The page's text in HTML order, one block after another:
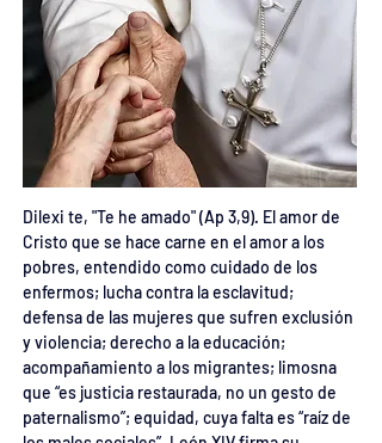
Dilexi te, "Te he amado" (Ap 3,9). El amor de
Cristo que se hace carne en el amor a los
pobres, entendido como cuidado de los
enfermos; lucha contra la esclavitud;
defensa de las mujeres que sufren exclusión
y violencia; derecho a la educación;
acompañamiento a los migrantes; limosna
que “es justicia restaurada, no un gesto de
paternalismo”; equidad, cuya falta es “raíz de